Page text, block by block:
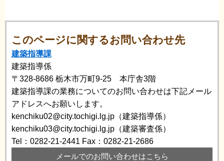
このページに関するお問い合わせ先
建築指導課
建築指導係
〒328-8686 栃木市万町9-25 本庁舎3階
建築指導課の業務についてのお問い合わせは下記メール
アドレスへお願いします。
kenchiku02@city.tochigi.lg.jp（建築指導係）
kenchiku03@city.tochigi.lg.jp（建築審査係）
Tel：0282-21-2441 Fax：0282-21-2686
メールでのお問い合わせはこちら